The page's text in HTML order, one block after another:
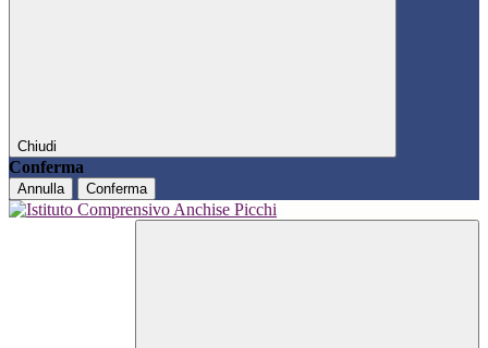
Chiudi
Conferma
Annulla Conferma